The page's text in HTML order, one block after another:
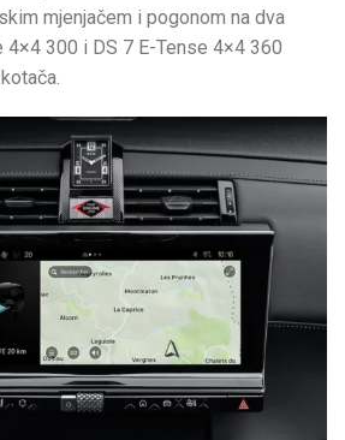
mjenjačem i pogonom na dva
4×4 300 i DS 7 E-Tense 4×4 360